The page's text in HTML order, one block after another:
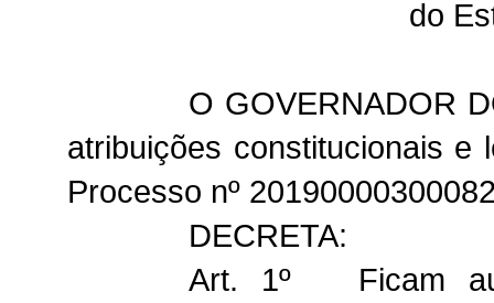
do
O GOVERNADOR
atribuições constitucionais
Processo nº
DECRETA:
Art. 1º
Ficam